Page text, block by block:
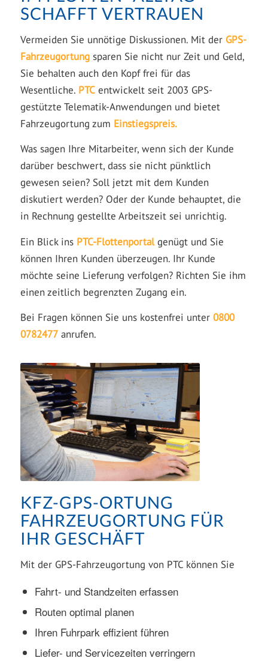
SCHAFFT VERTRAUEN
Vermeiden Sie unnötige Diskussionen. Mit der GPS-
Fahrzeugortungsparen Sie nicht nur Zeit und Geld,
Sie behalten auch den Kopf frei für das
Wesentliche. PTCentwickelt seit 2003 GPS-
gestützte Telematik-Anwendungen und bietet
Fahrzeugortung zum Einstiegspreis.
Was sagen Ihre Mitarbeiter, wenn sich der Kunde
darüber beschwert, dass sie nicht pünktlich
gewesen seien? Soll jetzt mit dem Kunden
diskutiert werden? Oder der Kunde behauptet, die
in Rechnung gestellte Arbeitszeit sei unrichtig.
Ein Blick ins PTC-Flottenportalgenügt und Sie
können Ihren Kunden überzeugen. Ihr Kunde
möchte seine Lieferung verfolgen? Richten Sie ihm
einen zeitlich begrenzten Zugang ein.
Bei Fragen können Sie uns kostenfrei unter 0800
0782477anrufen.
KFZ-GPS-ORTUNG
FAHRZEUGORTUNG FÜR
IHR GESCHÄFT
Mit der GPS-Fahrzeugortung von PTC können Sie
Fahrt- und Standzeiten erfassen
Routen optimal planen
Ihren Fuhrpark effizient führen
Liefer- und Servicezeiten verringern